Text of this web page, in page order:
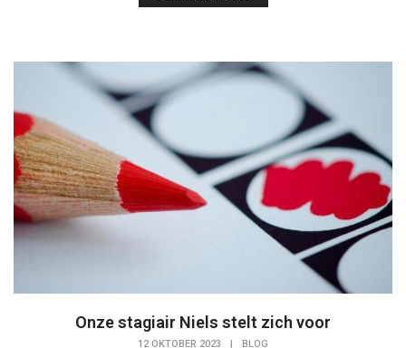
Onze stagiair Niels stelt zich voor
12 OKTOBER 2023 | BLOG